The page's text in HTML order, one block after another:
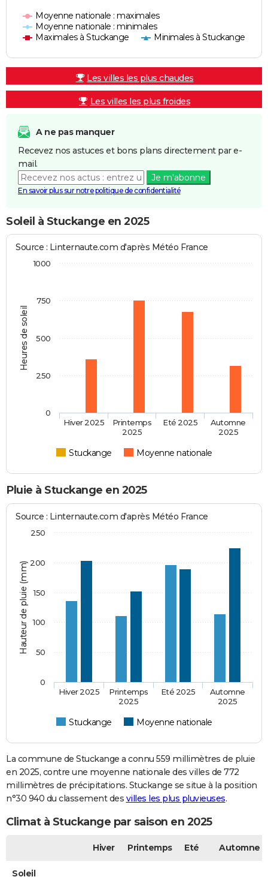
Moyenne nationale : maximales
Moyenne nationale : minimales
Maximales à Stuckange
Minimales à Stuckange
Les villes les plus chaudes
Les villes les plus froides
A ne pas manquer
Recevez nos astuces et bons plans directement par e-
mail.
Je m'abonne
En savoir plus sur notre politique de confidentialité
Soleil à Stuckange en 2025
Heures de soleil
Source : Linternaute.com d'après Météo France
Stuckange Moyenne nationale
Hiver 2025
Printemps
2025
Eté 2025
Automne
2025
0
250
500
750
1000
Pluie à Stuckange en 2025
Hauteur de pluie (mm)
Source : Linternaute.com d'après Météo France
Stuckange Moyenne nationale
Hiver 2025
Printemps
2025
Eté 2025
Automne
2025
0
50
100
150
200
250
La commune de Stuckange a connu 559 millimètres de pluie
en 2025, contre une moyenne nationale des villes de 772
millimètres de précipitations. Stuckange se situe à la position
n°30 940 du classement des villes les plus pluvieuses.
Climat à Stuckange par saison en 2025
Hiver Printemps Eté Automne
Soleil